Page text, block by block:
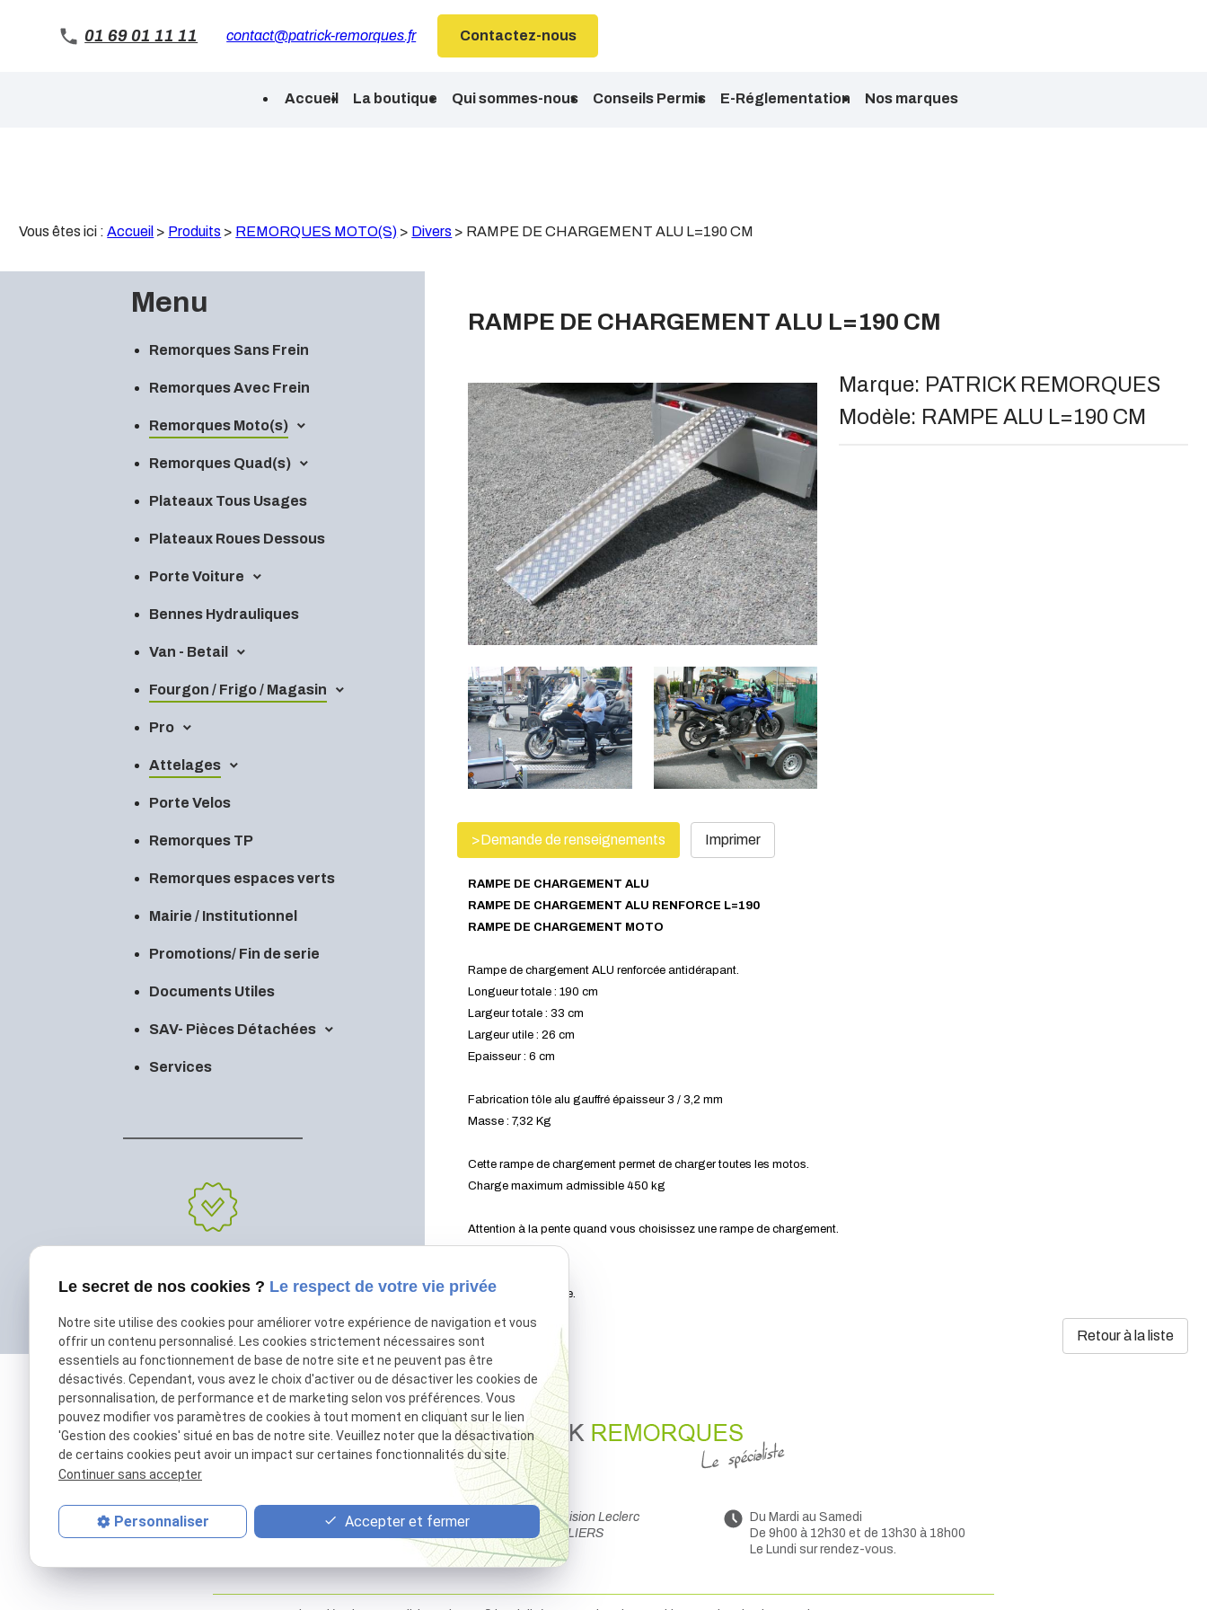
01 69 01 11 11 contact@patrick-remorques.fr Contactez-nous
Accueil La boutique Qui sommes-nous Conseils Permis E-Réglementation Nos marques
Vous êtes ici :Accueil > Produits > REMORQUES MOTO(S) > Divers > RAMPE DE CHARGEMENT ALU L=190 CM
Menu
Remorques Sans Frein
Remorques Avec Frein
Remorques Moto(s)
Remorques Quad(s)
Plateaux Tous Usages
Plateaux Roues Dessous
Porte Voiture
Bennes Hydrauliques
Van - Betail
Fourgon / Frigo / Magasin
Pro
Attelages
Porte Velos
Remorques TP
Remorques espaces verts
Mairie / Institutionnel
Promotions/ Fin de serie
Documents Utiles
SAV- Pièces Détachées
Services
hybride et électrique
RAMPE DE CHARGEMENT ALU L=190 CM
Marque: PATRICK REMORQUES
Modèle: RAMPE ALU L=190 CM
>Demande de renseignements Imprimer
RAMPE DE CHARGEMENT ALU
RAMPE DE CHARGEMENT ALU RENFORCE L=190
RAMPE DE CHARGEMENT MOTO
Rampe de chargement ALU renforcée antidérapant.
Longueur totale : 190 cm
Largeur totale : 33 cm
Largeur utile : 26 cm
Epaisseur : 6 cm
Fabrication tôle alu gauffré épaisseur 3 / 3,2 mm
Masse : 7,32 Kg
Cette rampe de chargement permet de charger toutes les motos.
Charge maximum admissible 450 kg
Attention à la pente quand vous choisissez une rampe de chargement.
Expédition possible.
Retour à la liste
contact@patrick-remorques.fr
44 Avenue de la Division Leclerc
91160 BALLAINVILLIERS
Du Mardi au Samedi
De 9h00 à 12h30 et de 13h30 à 18h00
Le Lundi sur rendez-vous.
Le secret de nos cookies ? Le respect de votre vie privée
Notre site utilise des cookies pour améliorer votre expérience de navigation et vous
offrir un contenu personnalisé. Les cookies strictement nécessaires sont
essentiels au fonctionnement de base de notre site et ne peuvent pas être
désactivés. Cependant, vous avez le choix d'activer ou de désactiver les cookies de
personnalisation, de performance et de marketing selon vos préférences. Vous
pouvez modifier vos paramètres de cookies à tout moment en cliquant sur le lien
'Gestion des cookies' situé en bas de notre site. Veuillez noter que la désactivation
de certains cookies peut avoir un impact sur certaines fonctionnalités du site.
Continuer sans accepter
Personnaliser Accepter et fermer